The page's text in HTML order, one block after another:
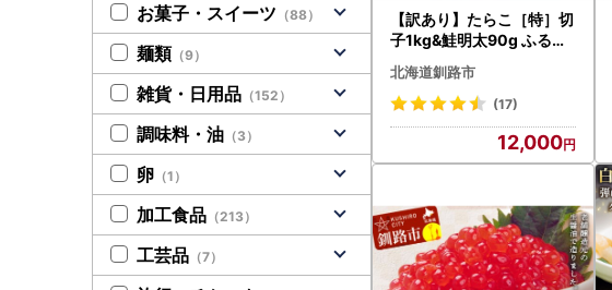
【訳あり】たらこ［特］切
子1kg&鮭明太90g ふるさ
と納税 明太子 F4F-0473
北海道釧路市
(17)
12,000
お菓子・スイーツ （88）
麺類 （9）
雑貨・日用品 （152）
調味料・油 （3）
卵 （1）
加工食品 （213）
工芸品 （7）